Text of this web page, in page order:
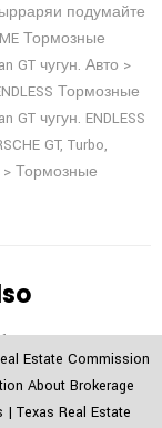
подумайте
Тормозные
GT чугун. Авто >
Тормозные
GT чугун. ENDLESS
GT, Turbo,
> Тормозные
kasyna
kraju
Estate Commission
About Brokerage
|Texas Real Estate